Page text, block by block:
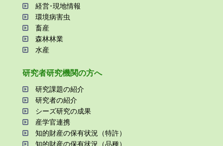
経営･現地情報
環境病害⾍
畜産
森林林業
⽔産
研究者研究機関の⽅へ
研究課題の紹介
研究者の紹介
シーズ研究の成果
産学官連携
知的財産の保有状況（特許）
知的財産の保有状況（品種）